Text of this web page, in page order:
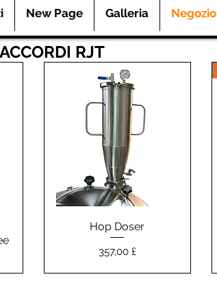
New Page Galleria Negozio
Vista rapida
Hop Doser
Prezzo
357,00 £
RJT